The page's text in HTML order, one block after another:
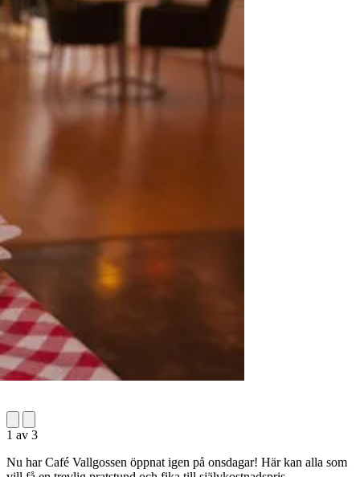
1 av 3
Nu har Café Vallgossen öppnat igen på onsdagar! Här kan alla som